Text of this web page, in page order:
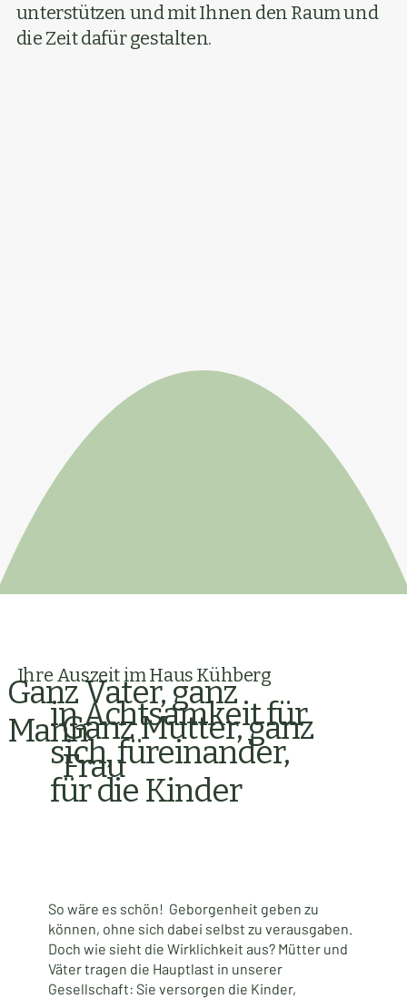
unterstützen und mit Ihnen den Raum und
die Zeit dafür gestalten.
Ihre Auszeit im Haus Kühberg
Ganz Mutter, ganz
Frau
Ganz Vater, ganz
Mannin Achtsamkeit für
sich, füreinander,
für die Kinder
So wäre es schön! Geborgenheit geben zu
können, ohne sich dabei selbst zu verausgaben.
Doch wie sieht die Wirklichkeit aus? Mütter und
Väter tragen die Hauptlast in unserer
Gesellschaft: Sie versorgen die Kinder,